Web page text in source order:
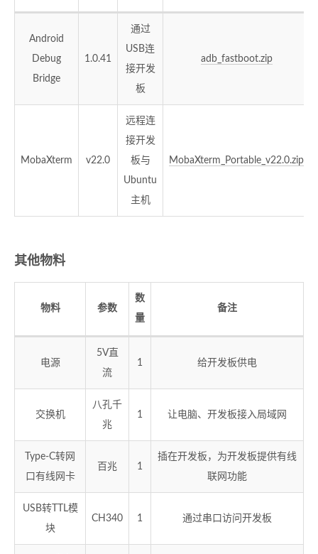
Android
Debug
Bridge
1.0.41
通过
USB连
接开发
板
adb_fastboot.zip
MobaXterm v22.0
远程连
接开发
板与
Ubuntu
主机
MobaXterm_Portable_v22.0.zip
其他物料
物料 参数
数
量
备注
电源
5V直
流
1 给开发板供电
交换机
八孔千
兆
1 让电脑、开发板接入局域网
Type-C转网
口有线网卡
百兆 1
插在开发板，为开发板提供有线
联网功能
USB转TTL模
块
CH340 1 通过串口访问开发板